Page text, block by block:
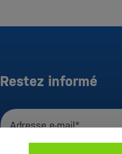
Restez informé
Adresse e-mail*